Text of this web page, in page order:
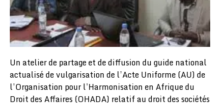
Un atelier de partage et de diffusion du guide national
actualisé de vulgarisation de l’Acte Uniforme (AU) de
l’Organisation pour l’Harmonisation en Afrique du
Droit des Affaires (OHADA) relatif au droit des sociétés